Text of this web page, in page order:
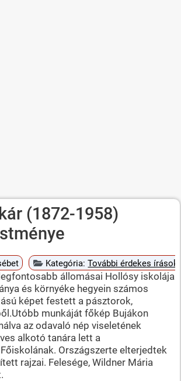
(1872-1958)
Kategória:További érdekes írások
állomásai Hollósy iskolája
és környéke hegyein számos
képet festett a pásztorok,
munkáját főkép Bujákon
az odavaló nép viseletének
alkotó tanára lett a
Országszerte elterjedtek
rajzai. Felesége, Wildner Mária